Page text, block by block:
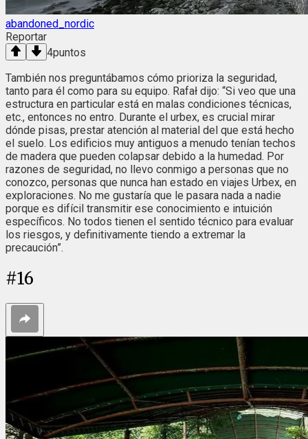
abandoned_nordic
Reportar
4puntos
También nos preguntábamos cómo prioriza la seguridad,
tanto para él como para su equipo. Rafał dijo: “Si veo que una
estructura en particular está en malas condiciones técnicas,
etc., entonces no entro. Durante el urbex, es crucial mirar
dónde pisas, prestar atención al material del que está hecho
el suelo. Los edificios muy antiguos a menudo tenían techos
de madera que pueden colapsar debido a la humedad. Por
razones de seguridad, no llevo conmigo a personas que no
conozco, personas que nunca han estado en viajes Urbex, en
exploraciones. No me gustaría que le pasara nada a nadie
porque es difícil transmitir ese conocimiento e intuición
específicos. No todos tienen el sentido técnico para evaluar
los riesgos, y definitivamente tiendo a extremar la
precaución”.
#16